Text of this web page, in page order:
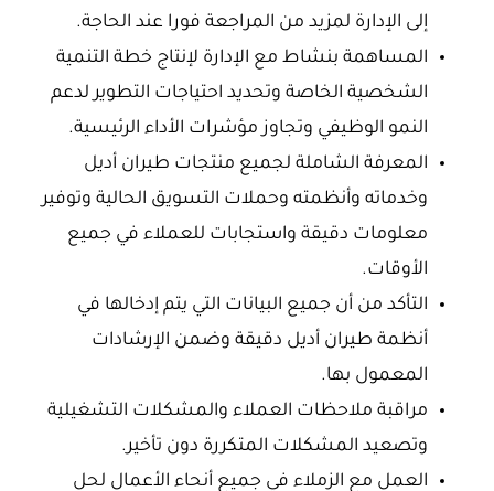
إلى الإدارة لمزيد من المراجعة فورا عند الحاجة.
المساهمة بنشاط مع الإدارة لإنتاج خطة التنمية
الشخصية الخاصة وتحديد احتياجات التطوير لدعم
النمو الوظيفي وتجاوز مؤشرات الأداء الرئيسية.
المعرفة الشاملة لجميع منتجات طيران أديل
وخدماته وأنظمته وحملات التسويق الحالية وتوفير
معلومات دقيقة واستجابات للعملاء في جميع
الأوقات.
التأكد من أن جميع البيانات التي يتم إدخالها في
أنظمة طيران أديل دقيقة وضمن الإرشادات
المعمول بها.
مراقبة ملاحظات العملاء والمشكلات التشغيلية
وتصعيد المشكلات المتكررة دون تأخير.
العمل مع الزملاء في جميع أنحاء الأعمال لحل